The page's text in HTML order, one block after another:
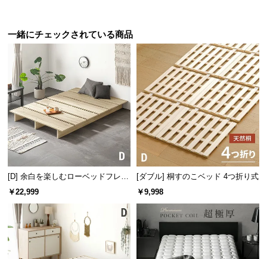
お
知
ら
せ
ブ
敷くだけでスッキリ湿気対策
通気性に優れた桐すのこは、湿気やカビ対策に最
適。オールシーズン快適にお使いいただけます。
一緒にチェックされている商品
[D] 余白を楽しむローベッドフレー
ム 天然木調 ステージベッド ロボ
￥22,999
[ダブル] 桐すのこベッド 4つ折り式
￥9,998